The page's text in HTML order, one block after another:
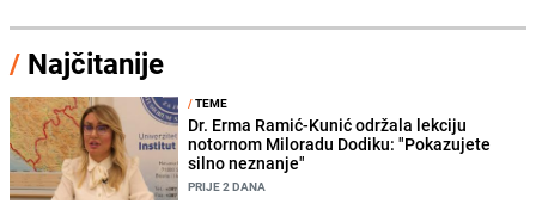
/ Najčitanije
/TEME
Dr. Erma Ramić-Kunić održala lekciju
notornom Miloradu Dodiku: "Pokazujete
silno neznanje"
PRIJE 2 DANA